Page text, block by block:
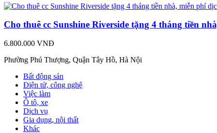
Cho thuê cc Sunshine Riverside tặng 4 tháng tiền
6.800.000 VNĐ
Phường Phú Thượng, Quận Tây Hồ, Hà Nội
Bất động sản
Điện tử, công nghệ
Việc làm
Ô tô, xe
Dịch vụ
Gia dụng, nội thất
Khác